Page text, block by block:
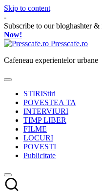
Skip to content
-
Subscribe to our bloghashter &
Now!
Presscafe.ro
Cafeneau experientelor urbane
STIRIStiri
POVESTEA TA
INTERVIURI
TIMP LIBER
FILME
LOCURI
POVESTI
Publicitate